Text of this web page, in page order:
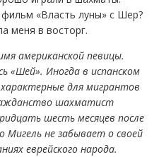
«Власть луны» с Шер?
меня в восторг.
американской певицы.
«Шей». Иногда в испанском
для мигрантов
шахматист
шесть месяцев после
Мигель не забывает о своей
еврейского народа.